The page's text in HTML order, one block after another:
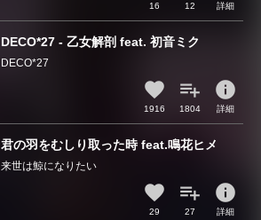
16 12 詳細
DECO*27 - 乙女解剖 feat. 初音ミク
DECO*27
1916 1804
info
詳細
君の羽をむしり取った時 feat.鳴花ヒメ
来世は鯨になりたい
29 27
info
詳細